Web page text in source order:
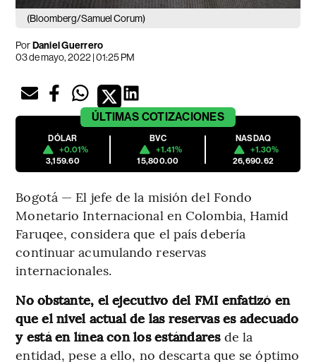
(Bloomberg/Samuel Corum)
PorDaniel Guerrero
03 de mayo, 2022 | 01:25 PM
ÚLTIMAS COTIZACIONES
DÓLAR
+0.01%
3,159.60
BVC
+1.41%
15,800.00
NASDAQ
+1.30%
26,690.62
Bogotá — El jefe de la misión del Fondo
Monetario Internacional en Colombia, Hamid
Faruqee, considera que el país debería
continuar acumulando reservas
internacionales.
No obstante, el ejecutivo del FMI enfatizó en
que el nivel actual de las reservas es adecuado
y está en línea con los estándaresde la
entidad, pese a ello, no descarta que se óptimo